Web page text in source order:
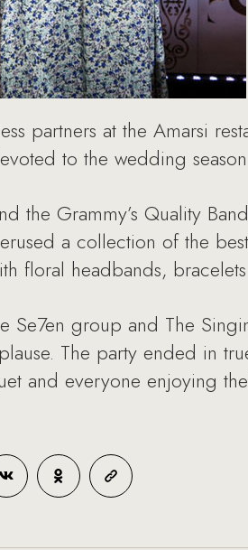
partners at the Amarsi
to the wedding
the Grammy’s Quality
a collection of the
floral headbands,
Se7en group and The
The party ended in
and everyone enjoying